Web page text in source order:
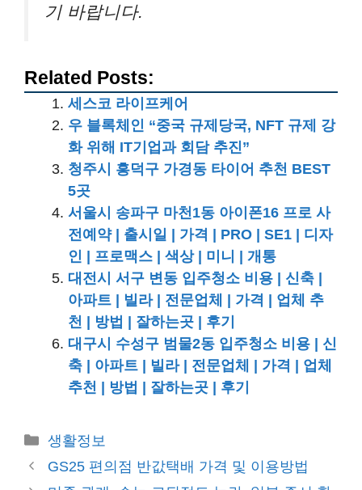
기 바랍니다.
Related Posts:
세스코 라이프케어
우 블록체인 “중국 규제당국, NFT 규제 강
화 위해 IT기업과 회담 추진”
청주시 흥덕구 가경동 타이어 추천 BEST
5곳
서울시 송파구 마천1동 아이폰16 프로 사
전예약 | 출시일 | 가격 | PRO | SE1 | 디자
인 | 프로맥스 | 색상 | 미니 | 개통
대전시 서구 변동 입주청소 비용 | 신축 |
아파트 | 빌라 | 전문업체 | 가격 | 업체 추
천 | 방법 | 잘하는곳 | 후기
대구시 수성구 범물2동 입주청소 비용 | 신
축 | 아파트 | 빌라 | 전문업체 | 가격 | 업체
추천 | 방법 | 잘하는곳 | 후기
카
테
생활정보
GS25 편의점 반값택배 가격 및 이용방법